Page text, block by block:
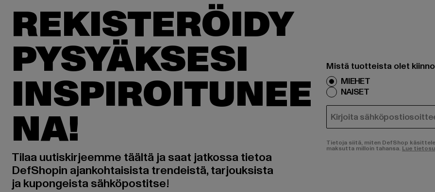
REKISTERÖIDY
PYSYÄKSESI
INSPIROITUNEE
NA!
Tilaa uutiskirjeemme täältä ja saat jatkossa tietoa
DefShopin ajankohtaisista trendeistä, tarjouksista
ja kupongeista sähköpostitse!
Mistä tuotteista olet
MIEHET
NAISET
SÄHKÖPOSTI
Tietoja siitä, miten DefShop
maksutta milloin tahansa. Lue